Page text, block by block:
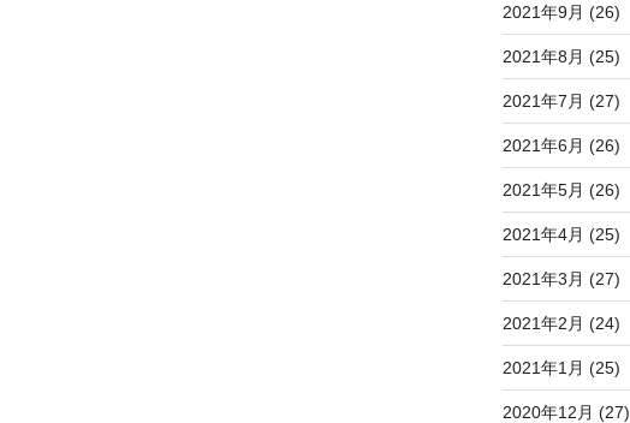
2021年9月 (26)
2021年8月 (25)
2021年7月 (27)
2021年6月 (26)
2021年5月 (26)
2021年4月 (25)
2021年3月 (27)
2021年2月 (24)
2021年1月 (25)
2020年12月 (27)